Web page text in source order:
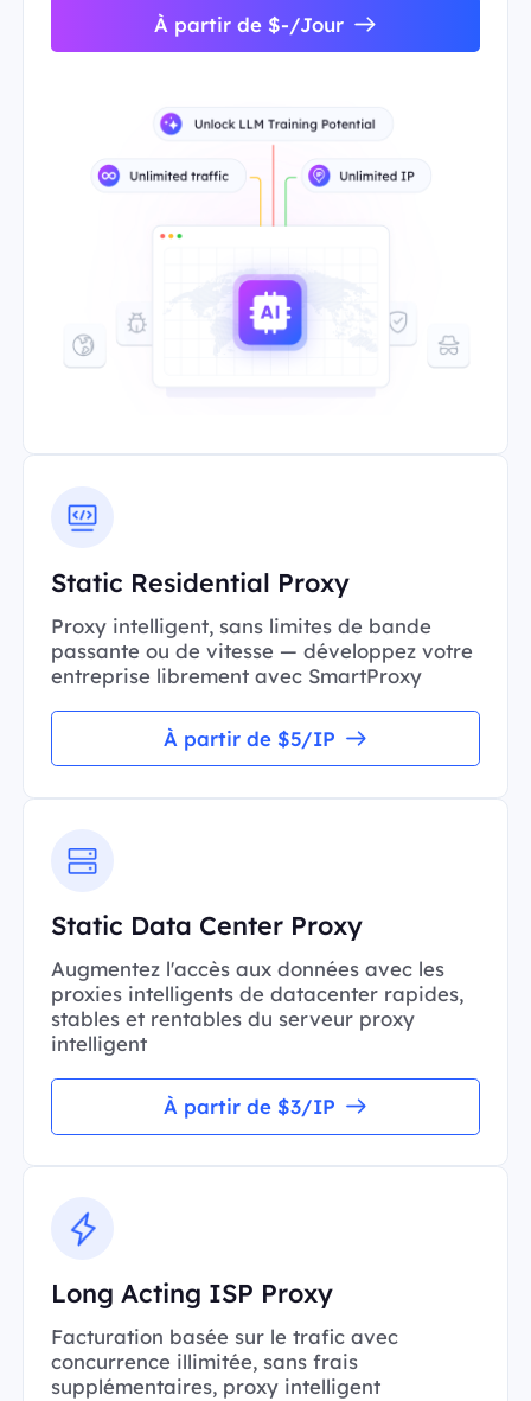
À partir de $-/Jour
Static Residential Proxy
Proxy intelligent, sans limites de bande
passante ou de vitesse — développez votre
entreprise librement avec SmartProxy
À partir de $5/IP
Static Data Center Proxy
Augmentez l'accès aux données avec les
proxies intelligents de datacenter rapides,
stables et rentables du serveur proxy
intelligent
À partir de $3/IP
Long Acting ISP Proxy
Facturation basée sur le trafic avec
concurrence illimitée, sans frais
supplémentaires, proxy intelligent